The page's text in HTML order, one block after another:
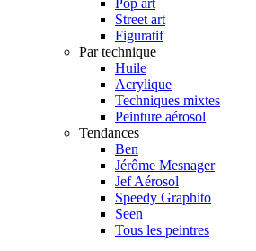
Street art
Figuratif
Par technique
Huile
Acrylique
Techniques mixtes
Peinture aérosol
Tendances
Ben
Jérôme Mesnager
Jef Aérosol
Speedy Graphito
Seen
Tous les peintres